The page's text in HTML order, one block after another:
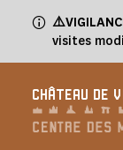
visites
CHÂTEAU DE